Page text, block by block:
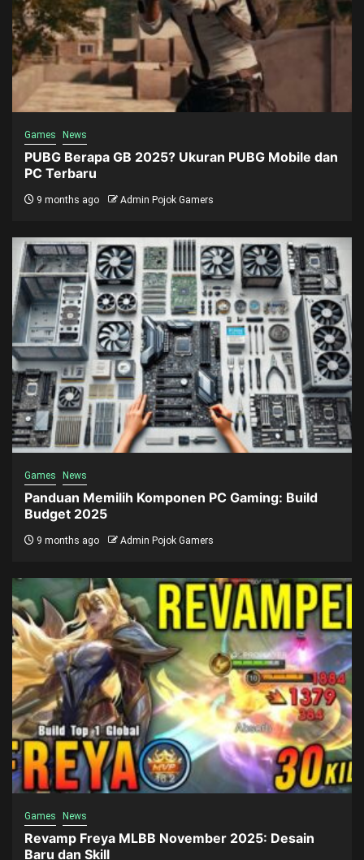
Games News
PUBG Berapa GB 2025? Ukuran PUBG Mobile dan
PC Terbaru
9 months ago Admin Pojok Gamers
Games News
Panduan Memilih Komponen PC Gaming: Build
Budget 2025
9 months ago Admin Pojok Gamers
Games News
Revamp Freya MLBB November 2025: Desain
Baru dan Skill